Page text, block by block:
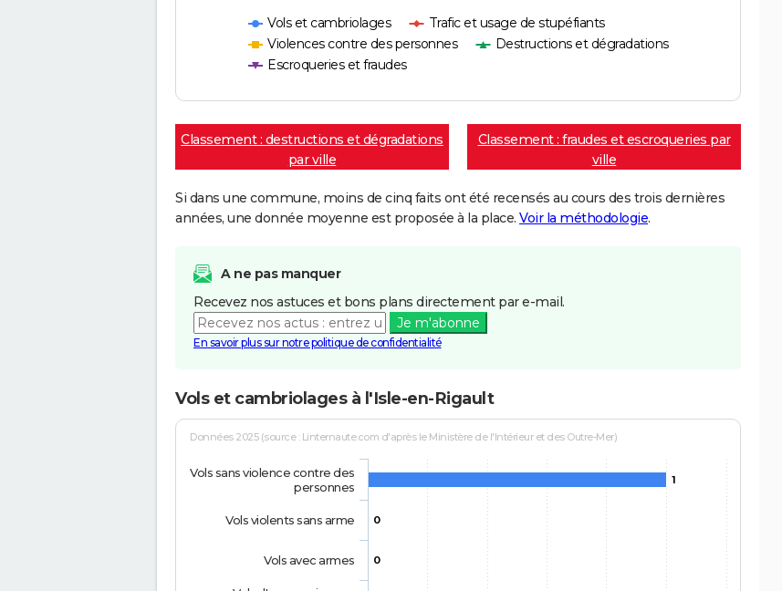
Vols et cambriolages
Trafic et usage de stupéfiants
Violences contre des personnes
Destructions et dégradations
Escroqueries et fraudes
Classement : destructions et dégradations
par ville
Classement : fraudes et escroqueries par
ville
Si dans une commune, moins de cinq faits ont été recensés au cours des trois dernières
années, une donnée moyenne est proposée à la place. Voir la méthodologie.
A ne pas manquer
Recevez nos astuces et bons plans directement par e-mail.
Je m'abonne
En savoir plus sur notre politique de confidentialité
Vols et cambriolages à l'Isle-en-Rigault
Données 2025 (source : Linternaute.com d'après le Ministère de l'Intérieur et des Outre-Mer)
1
0
0
Vols sans violence contre des
personnes
Vols violents sans arme
Vols avec armes